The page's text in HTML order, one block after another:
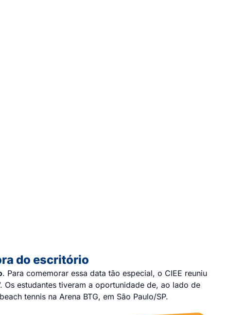
do escritório
. Para comemorar essa data tão especial, o CIEE reuniu
estudantes tiveram a oportunidade de, ao lado de
tennis na Arena BTG, em São Paulo/SP.